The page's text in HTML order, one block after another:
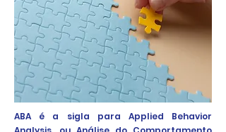
ABA é a sigla para Applied Behavior